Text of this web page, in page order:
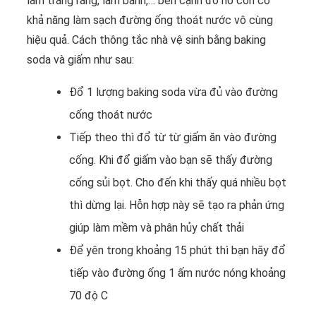
khả năng làm sạch đường ống thoát nước vô cùng
hiệu quả. Cách thông tắc nhà vệ sinh bằng baking
soda và giấm như sau:
Đổ 1 lượng baking soda vừa đủ vào đường
cống thoát nước
Tiếp theo thì đổ từ từ giấm ăn vào đường
cống. Khi đổ giấm vào bạn sẽ thấy đường
cống sủi bọt. Cho đến khi thấy quá nhiều bọt
thì dừng lại. Hỗn hợp này sẽ tạo ra phản ứng
giúp làm mềm và phân hủy chất thải
Để yên trong khoảng 15 phút thì bạn hãy đổ
tiếp vào đường ống 1 ấm nước nóng khoảng
70 độ C